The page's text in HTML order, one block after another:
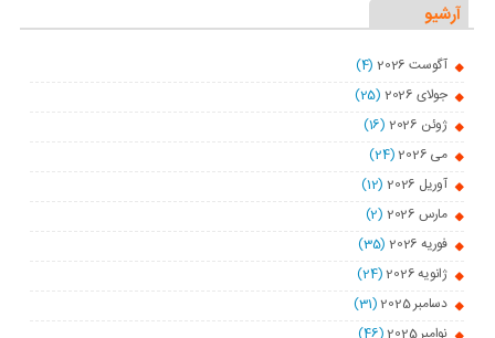
آرشیو
آگوست 2026
(4)
جولای 2026
(25)
ژوئن 2026
(16)
می 2026
(24)
آوریل 2026
(12)
مارس 2026
(2)
فوریه 2026
(35)
ژانویه 2026
(24)
دسامبر 2025
(31)